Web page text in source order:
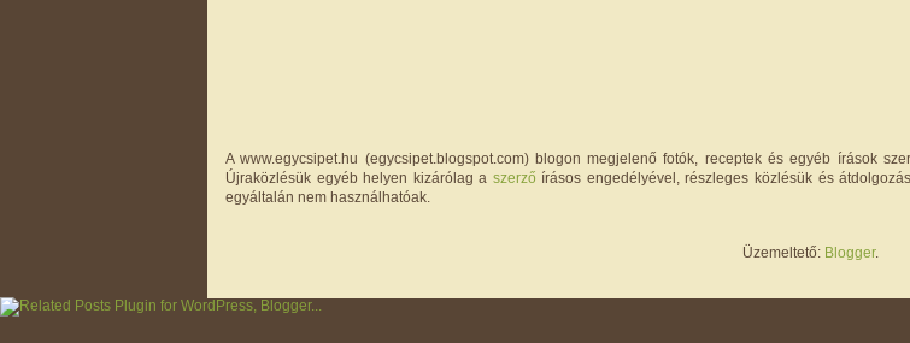
A www.egycsipet.hu (egycsipet.blogspot.com) blogon megjelenő fotók, receptek és egyéb írások
Újraközlésük egyéb helyen kizárólag a szerző írásos engedélyével, részleges közlésük és
egyáltalán nem használhatóak.
Üzemeltető: Blogger.